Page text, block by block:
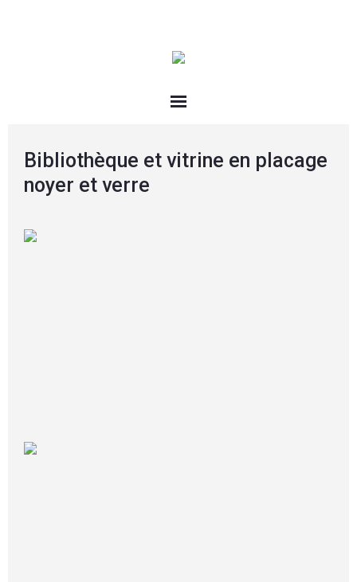
Bibliothèque et vitrine en placage
noyer et verre